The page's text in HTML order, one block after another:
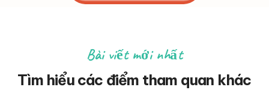
Bài viết mới nhất
Tìm hiểu các điểm tham quan khác